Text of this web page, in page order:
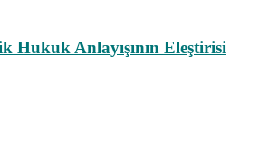
Hukuk Anlayışının Eleştirisi